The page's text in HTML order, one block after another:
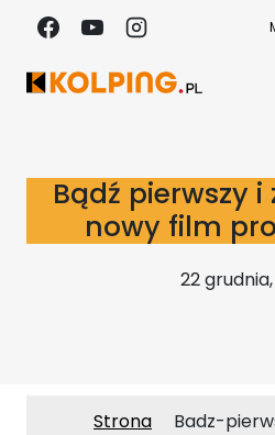
Przejdź
treści
Bądź pierwszy
nowy film
22 grudnia,
Strona
Badz-